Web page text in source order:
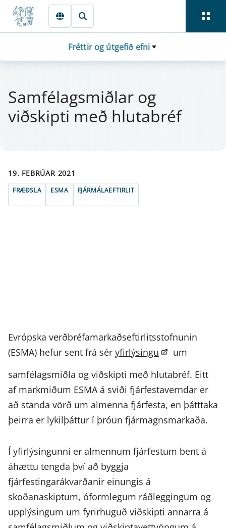
Fara beint í Meginmál
Fréttir og útgefið efni
Sam­félag­smiðlar og
viðskipti með hluta­bréf
19. FEBRÚAR 2021
FRÆÐSLA ESMA FJÁRMÁLAEFTIRLIT
Evrópska verðbréfamarkaðseftirlitsstofnunin
(ESMA) hefur sent frá sér yfirlýsingu
um
samfélagsmiðla og viðskipti með hlutabréf. Eitt
af markmiðum ESMA á sviði fjárfestaverndar er
að standa vörð um almenna fjárfesta, en þátttaka
þeirra er lykilþáttur í þróun fjármagnsmarkaða.
Í yfirlýsingunni er almennum fjárfestum bent á
áhættu tengda því að byggja
fjárfestingarákvarðanir einungis á
skoðanaskiptum, óformlegum ráðleggingum og
upplýsingum um fyrirhuguð viðskipti annarra á